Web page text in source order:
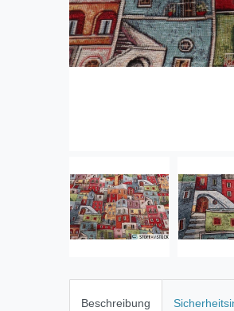
Beschreibung